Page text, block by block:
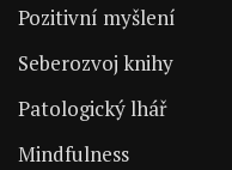
Pozitivní myšlení
Seberozvoj knihy
Patologický lhář
Mindfulness